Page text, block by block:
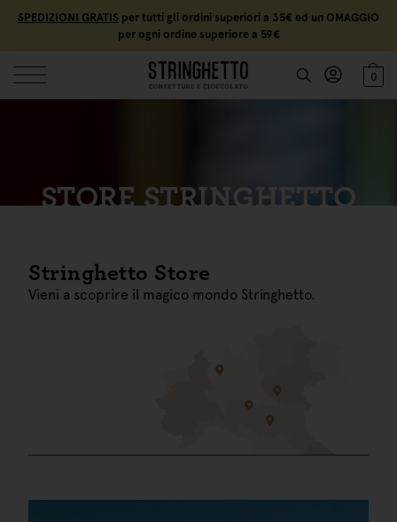
SPEDIZIONI GRATIS per tutti gli ordini superiori a 35€ ed un OMAGGIO
per ogni ordine superiore a 59€
0
STORE STRINGHETTO
Stringhetto Store
Vieni a scoprire il magico mondo Stringhetto.